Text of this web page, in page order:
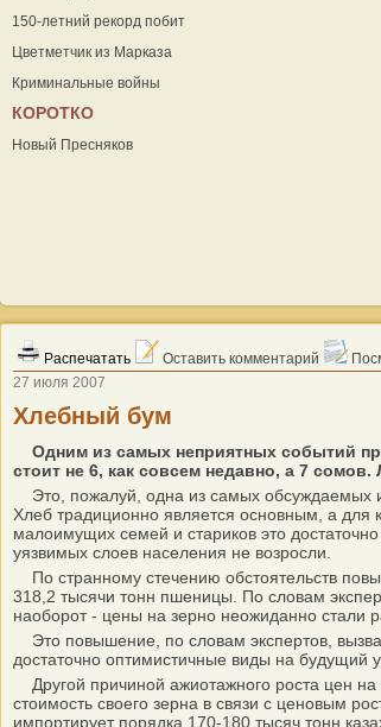
150-летний рекорд побит
Цветметчик из Марказа
Криминальные войны
КОРОТКО
Новый Пресняков
Распечатать Оставить комментарий
27 июля 2007
Хлебный бум
Одним из самых неприятных событий
стоит не 6, как совсем недавно, а 7
Это, пожалуй, одна из самых обсуждаемых и
Хлеб традиционно является основным, а для
малоимущих семей и стариков это
уязвимых слоев населения не возросли.
По странному стечению обстоятельств
318,2 тысячи тонн пшеницы. По словам
наоборот - цены на зерно неожиданно стали
Это повышение, по словам экспертов,
достаточно оптимистичные виды на будущий
Другой причиной ажиотажного роста цен
стоимость своего зерна в связи с ценовым
импортирует порядка 170-180 тысяч тонн